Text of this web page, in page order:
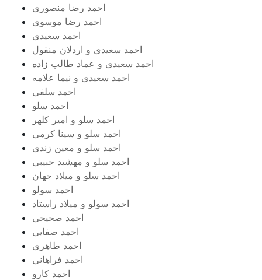
احمد رضا منصوری
احمد رضا موسوی
احمد سعیدی
احمد سعیدی و اردلان منقول
احمد سعیدی و عماد طالب زاده
احمد سعیدی و نیما علامه
احمد سلفی
احمد سلو
احمد سلو و امیر کلهر
احمد سلو و سینا کرمی
احمد سلو و معین زندی
احمد سلو و مهشید حبیبی
احمد سلو و میلاد جهان
احمد سولو
احمد سولو و میلاد راستاد
احمد صحیحی
احمد صفایی
احمد طاهری
احمد فراهانی
احمد کارو